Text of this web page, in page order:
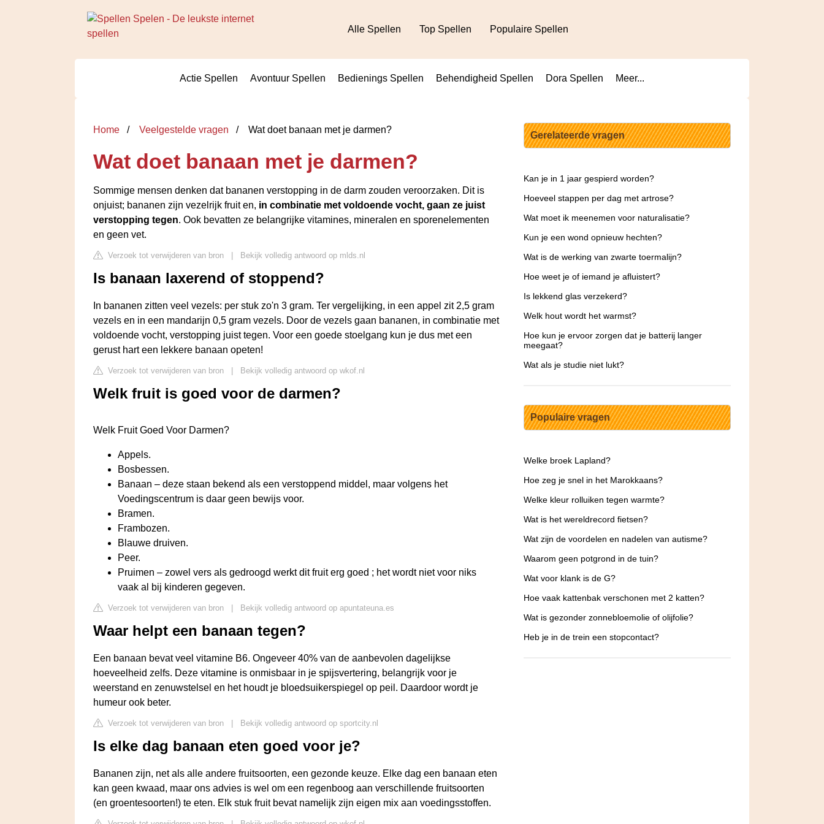
Alle Spellen Top Spellen Populaire Spellen
Actie Spellen Avontuur Spellen Bedienings Spellen Behendigheid Spellen Dora Spellen Meer...
Home Veelgestelde vragen Wat doet banaan met je darmen?
Wat doet banaan met je darmen?
Sommige mensen denken dat bananen verstopping in de darm zouden veroorzaken. Dit is
onjuist; bananen zijn vezelrijk fruit en, in combinatie met voldoende vocht, gaan ze juist
verstopping tegen. Ook bevatten ze belangrijke vitamines, mineralen en sporenelementen
en geen vet.
Verzoek tot verwijderen van bron Bekijk volledig antwoord op mlds.nl
Is banaan laxerend of stoppend?
In bananen zitten veel vezels: per stuk zo'n 3 gram. Ter vergelijking, in een appel zit 2,5 gram
vezels en in een mandarijn 0,5 gram vezels. Door de vezels gaan bananen, in combinatie met
voldoende vocht, verstopping juist tegen. Voor een goede stoelgang kun je dus met een
gerust hart een lekkere banaan opeten!
Verzoek tot verwijderen van bron Bekijk volledig antwoord op wkof.nl
Welk fruit is goed voor de darmen?
Welk Fruit Goed Voor Darmen?
Appels.
Bosbessen.
Banaan – deze staan bekend als een verstoppend middel, maar volgens het
Voedingscentrum is daar geen bewijs voor.
Bramen.
Frambozen.
Blauwe druiven.
Peer.
Pruimen – zowel vers als gedroogd werkt dit fruit erg goed ; het wordt niet voor niks
vaak al bij kinderen gegeven.
Verzoek tot verwijderen van bron Bekijk volledig antwoord op apuntateuna.es
Waar helpt een banaan tegen?
Een banaan bevat veel vitamine B6. Ongeveer 40% van de aanbevolen dagelijkse
hoeveelheid zelfs. Deze vitamine is onmisbaar in je spijsvertering, belangrijk voor je
weerstand en zenuwstelsel en het houdt je bloedsuikerspiegel op peil. Daardoor wordt je
humeur ook beter.
Verzoek tot verwijderen van bron Bekijk volledig antwoord op sportcity.nl
Is elke dag banaan eten goed voor je?
Bananen zijn, net als alle andere fruitsoorten, een gezonde keuze. Elke dag een banaan eten
kan geen kwaad, maar ons advies is wel om een regenboog aan verschillende fruitsoorten
(en groentesoorten!) te eten. Elk stuk fruit bevat namelijk zijn eigen mix aan voedingsstoffen.
Gerelateerde vragen
Kan je in 1 jaar gespierd worden?
Hoeveel stappen per dag met artrose?
Wat moet ik meenemen voor naturalisatie?
Kun je een wond opnieuw hechten?
Wat is de werking van zwarte toermalijn?
Hoe weet je of iemand je afluistert?
Is lekkend glas verzekerd?
Welk hout wordt het warmst?
Hoe kun je ervoor zorgen dat je batterij langer
meegaat?
Wat als je studie niet lukt?
Populaire vragen
Welke broek Lapland?
Hoe zeg je snel in het Marokkaans?
Welke kleur rolluiken tegen warmte?
Wat is het wereldrecord fietsen?
Wat zijn de voordelen en nadelen van autisme?
Waarom geen potgrond in de tuin?
Wat voor klank is de G?
Hoe vaak kattenbak verschonen met 2 katten?
Wat is gezonder zonnebloemolie of olijfolie?
Heb je in de trein een stopcontact?